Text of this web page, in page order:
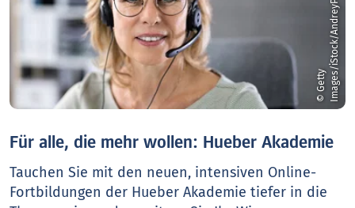
©
G
e
t
t
y
I
m
a
g
e
s
/
i
S
t
o
c
k
/
A
n
d
r
e
y
P
o
p
ov
Für alle, die mehr wollen: Hueber Akademie
Tauchen Sie mit den neuen, intensiven Online-
Fortbildungen der Hueber Akademie tiefer in die